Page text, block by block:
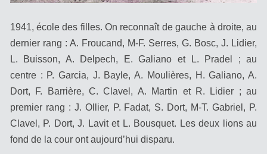
1941, école des filles. On reconnaît de gauche à droite, au
dernier rang : A. Froucand, M-F. Serres, G. Bosc, J. Lidier,
L. Buisson, A. Delpech, E. Galiano et L. Pradel ; au
centre : P. Garcia, J. Bayle, A. Moulières, H. Galiano, A.
Dort, F. Barrière, C. Clavel, A. Martin et R. Lidier ; au
premier rang : J. Ollier, P. Fadat, S. Dort, M-T. Gabriel, P.
Clavel, P. Dort, J. Lavit et L. Bousquet. Les deux lions au
fond de la cour ont aujourd’hui disparu.